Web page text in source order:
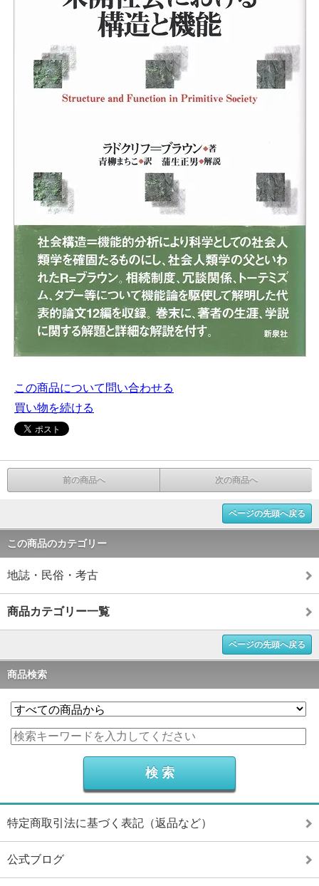
この商品について問い合わせる
買い物を続ける
前の商品へ 次の商品へ
ページの先頭へ戻る
この商品のカテゴリー
地誌・民俗・考古
商品カテゴリー一覧
ページの先頭へ戻る
商品検索
特定商取引法に基づく表記（返品など）
公式ブログ